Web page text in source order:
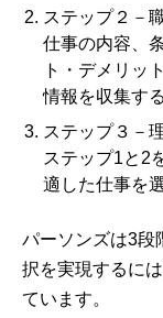
ステップ２－
仕事の内容、
ト・デメリッ
情報を収集する
ステップ３－
ステップ1と2
適した仕事を
パーソンズは3段
択を実現するに
ています。